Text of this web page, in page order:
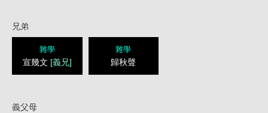
兄弟
雜學
宣幾文 [義兄]
雜學
歸秋聲
義父母